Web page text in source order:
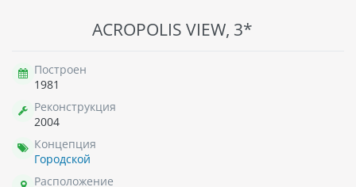
ACROPOLIS VIEW, 3*
Построен
1981
Реконструкция
2004
Концепция
Городской
Расположение